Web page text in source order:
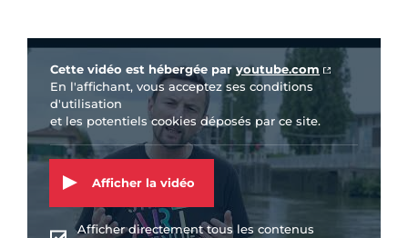
Vidéo Youtube
Cette vidéo est hébergée paryoutube.com
En l'affichant, vous acceptez ses conditions
d'utilisation
et les potentiels cookies déposés par ce site.
Afficher la vidéo
Afficher directement tous les contenus